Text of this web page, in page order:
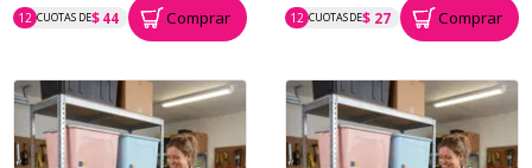
12 CUOTAS DE$ 44
P.T.F. $ 528 Comprar 12 CUOTAS DE$ 27
P.T.F. $ 329 Comprar